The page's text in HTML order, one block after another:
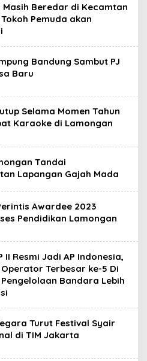
Masih Beredar di Kecamtan
Pemuda akan
Bandung Sambut PJ
Baru
Selama Momen Tahun
Karaoke di Lamongan
Tandai
Lapangan Gajah Mada
Awardee 2023
Pendidikan Lamongan
II Resmi Jadi AP Indonesia,
Terbesar ke-5 Di
Bandara Lebih
Turut Festival Syair
di TIM Jakarta